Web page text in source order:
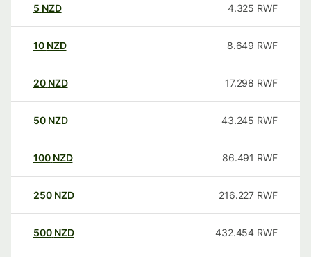
5 NZD 4.325 RWF
10 NZD 8.649 RWF
20 NZD 17.298 RWF
50 NZD 43.245 RWF
100 NZD 86.491 RWF
250 NZD 216.227 RWF
500 NZD 432.454 RWF